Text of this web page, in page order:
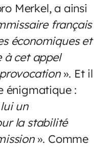
Merkel, a ainsi
français
économiques et
à cet appel
». Et il
énigmatique :
un
la stabilité
». Comme